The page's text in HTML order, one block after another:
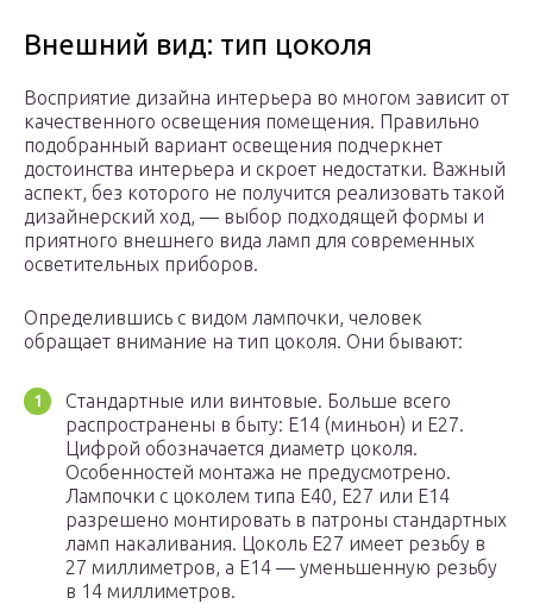
Внешний вид: тип цоколя
Восприятие дизайна интерьера во многом зависит от
качественного освещения помещения. Правильно
подобранный вариант освещения подчеркнет
достоинства интерьера и скроет недостатки. Важный
аспект, без которого не получится реализовать такой
дизайнерский ход, — выбор подходящей формы и
приятного внешнего вида ламп для современных
осветительных приборов.
Определившись с видом лампочки, человек
обращает внимание на тип цоколя. Они бывают:
Стандартные или винтовые. Больше всего
распространены в быту: Е14 (миньон) и Е27.
Цифрой обозначается диаметр цоколя.
Особенностей монтажа не предусмотрено.
Лампочки с цоколем типа Е40, Е27 или Е14
разрешено монтировать в патроны стандартных
ламп накаливания. Цоколь Е27 имеет резьбу в
27 миллиметров, а Е14 — уменьшенную резьбу
в 14 миллиметров.